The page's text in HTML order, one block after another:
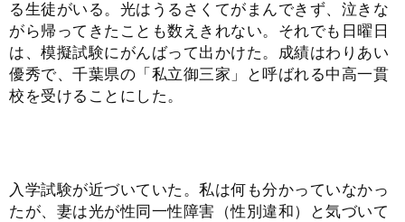
る生徒がいる。光はうるさくてがまんできず、泣きな
がら帰ってきたことも数えきれない。それでも日曜日
は、模擬試験にがんばって出かけた。成績はわりあい
優秀で、千葉県の「私立御三家」と呼ばれる中高一貫
校を受けることにした。
入学試験が近づいていた。私は何も分かっていなかっ
たが、妻は光が性同一性障害（性別違和）と気づいて